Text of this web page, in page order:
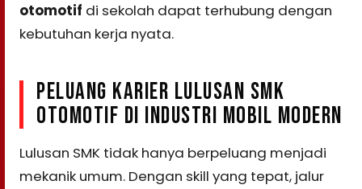
otomotif di sekolah dapat terhubung dengan
kebutuhan kerja nyata.
PELUANG KARIER LULUSAN SMK
OTOMOTIF DI INDUSTRI MOBIL MODERN
Lulusan SMK tidak hanya berpeluang menjadi
mekanik umum. Dengan skill yang tepat, jalur